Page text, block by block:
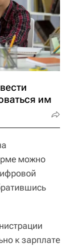
им
можно
к зарплате